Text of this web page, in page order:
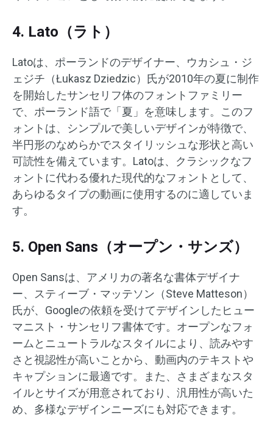
4. Lato（ラト）
Latoは、ポーランドのデザイナー、ウカシュ・ジ
ェジチ（Łukasz Dziedzic）氏が2010年の夏に制作
を開始したサンセリフ体のフォントファミリー
で、ポーランド語で「夏」を意味します。​このフ
ォントは、シンプルで美しいデザインが特徴で、
半円形のなめらかでスタイリッシュな形状と高い
可読性を備えています。Latoは、クラシックなフ
ォントに代わる優れた現代的なフォントとして、
あらゆるタイプの動画に使用するのに適していま
す。
5. Open Sans（オープン・サンズ）
Open Sansは、アメリカの著名な書体デザイナ
ー、スティーブ・マッテソン（Steve Matteson）
氏が、Googleの依頼を受けてデザインしたヒュー
マニスト・サンセリフ書体です。​オープンなフォ
ームとニュートラルなスタイルにより、読みやす
さと視認性が高いことから、動画内のテキストや
キャプションに最適です。​また、さまざまなスタ
イルとサイズが用意されており、汎用性が高いた
め、多様なデザインニーズにも対応できます。